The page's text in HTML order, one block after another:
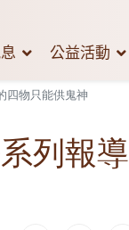
公益活動
四物只能供鬼神
列報導